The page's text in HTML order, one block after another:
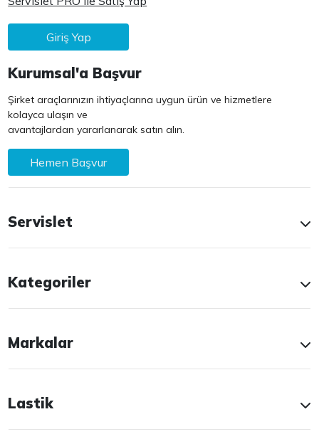
Giriş Yap
Kurumsal'a Başvur
Şirket araçlarınızın ihtiyaçlarına uygun ürün ve hizmetlere
kolayca ulaşın ve
avantajlardan yararlanarak satın alın.
Hemen Başvur
Servislet
Kategoriler
Markalar
Lastik